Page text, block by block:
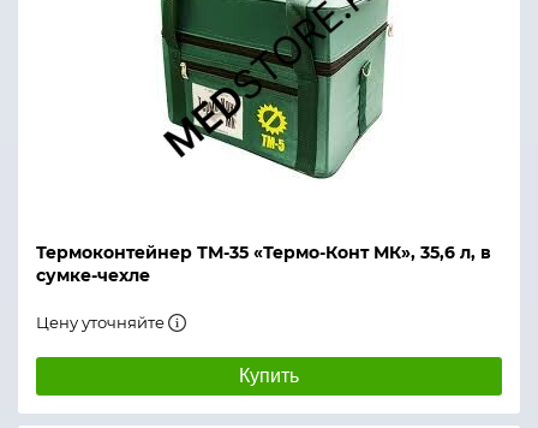
Термоконтейнер ТМ-35 «Термо-Конт МК», 35,6 л, в
сумке-чехле
Цену уточняйте
Купить